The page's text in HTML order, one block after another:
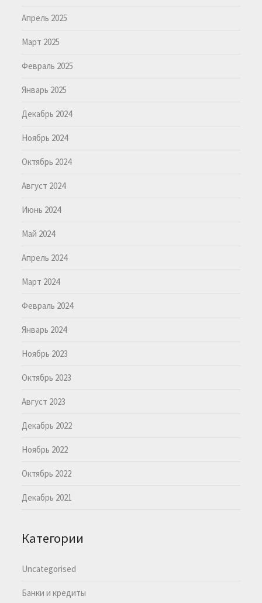
Апрель 2025
Март 2025
Февраль 2025
Январь 2025
Декабрь 2024
Ноябрь 2024
Октябрь 2024
Август 2024
Июнь 2024
Май 2024
Апрель 2024
Март 2024
Февраль 2024
Январь 2024
Ноябрь 2023
Октябрь 2023
Август 2023
Декабрь 2022
Ноябрь 2022
Октябрь 2022
Декабрь 2021
Категории
Uncategorised
Банки и кредиты